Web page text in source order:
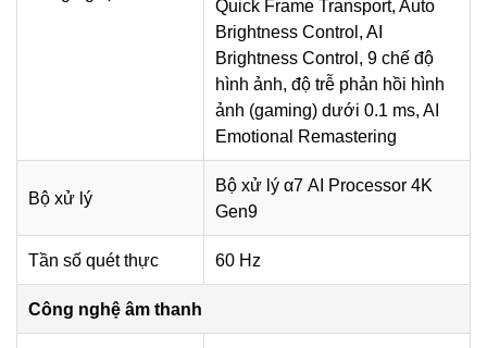
kiếm nội dung, nhận đề xuất và thao tác trên tivi trở nên
Sản phẩm hỗ trợ AI Magic Remote MR26, tìm kiếm giọng
nói tiếng Việt, LG ThinQ, Apple HomeKit và Google Home.
Người dùng cũng có thể trình chiếu nội dung từ điện thoại
*Hình ảnh chỉ mang tính chất minh họa
Tiện ích
Smart Tivi QNED LG AI 4K 55 inch 55QNED70BSA hỗ trợ
Quick Frame Transport, Auto
Brightness Control, AI
Brightness Control, 9 chế độ
hình ảnh, độ trễ phản hồi hình
ảnh (gaming) dưới 0.1 ms, AI
Emotional Remastering
Bộ xử lý
Bộ xử lý α7 AI Processor 4K
Gen9
Tần số quét thực 60 Hz
Công nghệ âm thanh